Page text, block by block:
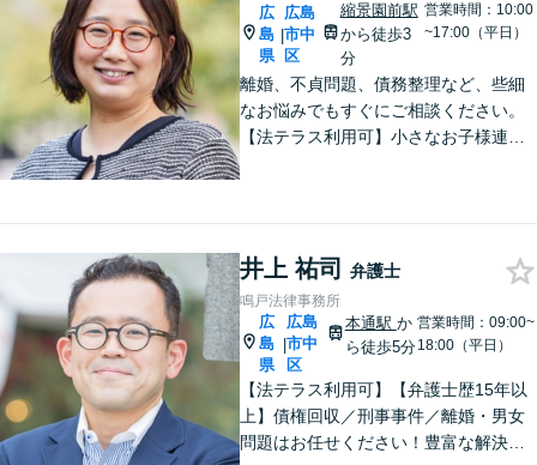
広
島
県
|
広島
市中
区
縮景園前駅
から徒歩3
分
営業時間：10:00
~17:00（平日）
離婚、不貞問題、債務整理など、些細
なお悩みでもすぐにご相談ください。
【法テラス利用可】小さなお子様連れ
井上 祐司 弁護士
鳴戸法律事務所
広
島
県
|
広島
市中
区
本通駅 か
ら徒歩5分
営業時間：09:00~
18:00（平日）
【法テラス利用可】【弁護士歴15年以
上】債権回収／刑事事件／離婚・男女
問題はお任せください！豊富な解決実